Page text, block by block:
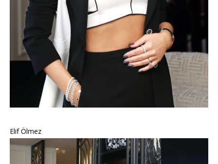
Elif Ölmez